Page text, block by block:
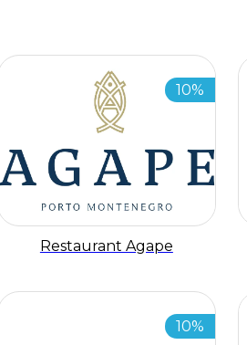
10%
Restaurant Agape
10%